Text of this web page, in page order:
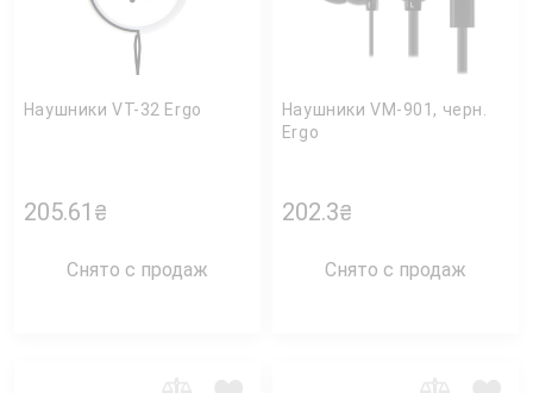
Наушники VT-32 Ergo
205.61 ₴
Снято с продаж
Наушники VM-901, черн.
Ergo
202.3₴
Снято с продаж